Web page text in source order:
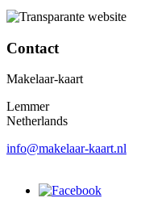
Contact
Makelaar-kaart
Lemmer
Netherlands
info@makelaar-kaart.nl